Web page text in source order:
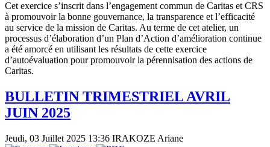
Cet exercice s’inscrit dans l’engagement commun de Caritas et CRS
à promouvoir la bonne gouvernance, la transparence et l’efficacité
au service de la mission de Caritas. Au terme de cet atelier, un
processus d’élaboration d’un Plan d’Action d’amélioration continue
a été amorcé en utilisant les résultats de cette exercice
d’autoévaluation pour promouvoir la pérennisation des actions de
Caritas.
BULLETIN TRIMESTRIEL AVRIL
JUIN 2025
Jeudi, 03 Juillet 2025 13:36 IRAKOZE Ariane